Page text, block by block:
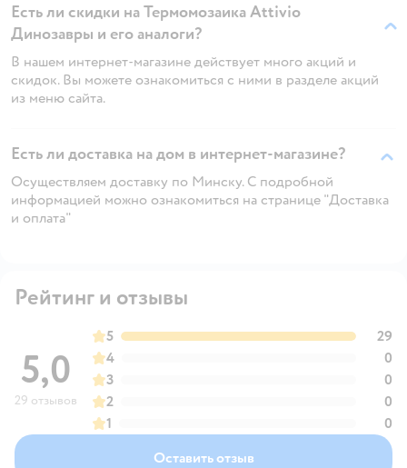
Есть ли скидки на Термомозаика Attivio
Динозавры и его аналоги?
В нашем интернет-магазине действует много акций и
скидок. Вы можете ознакомиться с ними в разделе акций
из меню сайта.
Есть ли доставка на дом в интернет-магазине?
Осуществляем доставку по Минску. С подробной
информацией можно ознакомиться на странице "Доставка
и оплата"
Рейтинг и отзывы
5,0
29 отзывов
5
29
4
0
3
0
2
0
1
0
Оставить отзыв